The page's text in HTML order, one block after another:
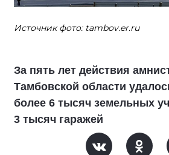
Источник фото: tambov.er.ru
За пять лет действия
Тамбовской области
более 6 тысяч земельных
3 тысяч гаражей